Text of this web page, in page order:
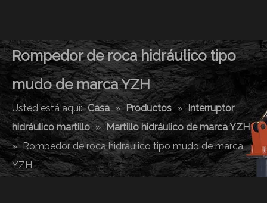
Rompedor de roca hidráulico tipo
mudo de marca YZH
Usted está aquí: Casa » Productos » Interruptor
hidráulico martillo » Martillo hidráulico de marca YZH
» Rompedor de roca hidráulico tipo mudo de marca
YZH